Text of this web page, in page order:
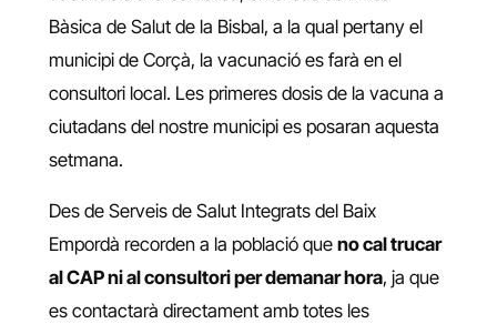
Bàsica de Salut de la Bisbal, a la qual pertany el
municipi de Corçà, la vacunació es farà en el
consultori local. Les primeres dosis de la vacuna a
ciutadans del nostre municipi es posaran aquesta
setmana.
Des de Serveis de Salut Integrats del Baix
Empordà recorden a la població que no cal trucar
al CAP ni al consultori per demanar hora, ja que
es contactarà directament amb totes les